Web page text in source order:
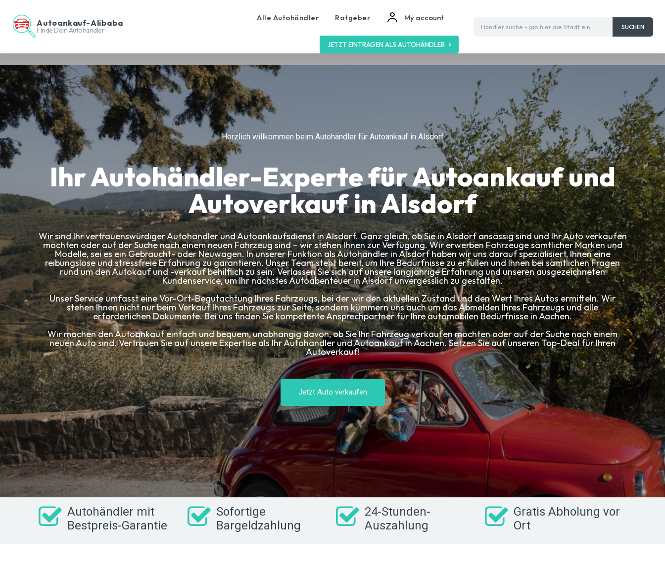
Autoankauf-Alibaba
Finde Dein Autohändler
Alle Autohändler Ratgeber My account
JETZT EINTRAGEN ALS AUTOHÄNDLER
Händler suche - gib hier die Stadt ein SUCHEN
Herzlich willkommen beim Autohändler für Autoankauf in Alsdorf
Ihr Autohändler-Experte für Autoankauf und
Autoverkauf in Alsdorf
Wir sind Ihr vertrauenswürdiger Autohändler und Autoankaufsdienst in Alsdorf. Ganz gleich, ob Sie in Alsdorf ansässig sind und Ihr Auto verkaufen
möchten oder auf der Suche nach einem neuen Fahrzeug sind – wir stehen Ihnen zur Verfügung. Wir erwerben Fahrzeuge sämtlicher Marken und
Modelle, sei es ein Gebraucht- oder Neuwagen. In unserer Funktion als Autohändler in Alsdorf haben wir uns darauf spezialisiert, Ihnen eine
reibungslose und stressfreie Erfahrung zu garantieren. Unser Team steht bereit, um Ihre Bedürfnisse zu erfüllen und Ihnen bei sämtlichen Fragen
rund um den Autokauf und -verkauf behilflich zu sein. Verlassen Sie sich auf unsere langjährige Erfahrung und unseren ausgezeichneten
Kundenservice, um Ihr nächstes Autoabenteuer in Alsdorf unvergesslich zu gestalten.
Unser Service umfasst eine Vor-Ort-Begutachtung Ihres Fahrzeugs, bei der wir den aktuellen Zustand und den Wert Ihres Autos ermitteln. Wir
stehen Ihnen nicht nur beim Verkauf Ihres Fahrzeugs zur Seite, sondern kümmern uns auch um das Abmelden Ihres Fahrzeugs und alle
erforderlichen Dokumente. Bei uns finden Sie kompetente Ansprechpartner für Ihre automobilen Bedürfnisse in Aachen.
Wir machen den Autoankauf einfach und bequem, unabhängig davon, ob Sie Ihr Fahrzeug verkaufen möchten oder auf der Suche nach einem
neuen Auto sind. Vertrauen Sie auf unsere Expertise als Ihr Autohändler und Autoankauf in Aachen. Setzen Sie auf unseren Top-Deal für Ihren
Autoverkauf!
Jetzt Auto verkaufen
Autohändler mit
Bestpreis-Garantie
Sofortige
Bargeldzahlung
24-Stunden-
Auszahlung
Gratis Abholung vor
Ort